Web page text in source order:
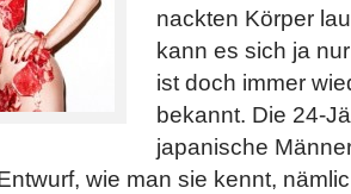
nackten Körper
kann es sich ja
ist doch immer
bekannt. Die 24-
japanische
wie man sie kennt,